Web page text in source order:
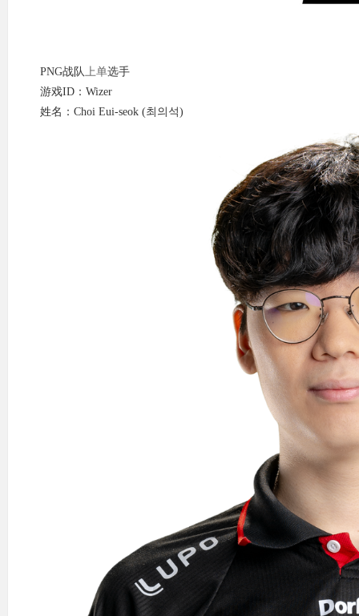
PNG战队上单选手
游戏ID：Wizer
姓名：Choi Eui-seok (최의석)